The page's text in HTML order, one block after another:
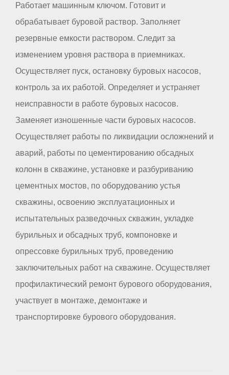
Работает машинным ключом. Готовит и
обрабатывает буровой раствор. Заполняет
резервные емкости раствором. Следит за
изменением уровня раствора в приемниках.
Осуществляет пуск, остановку буровых насосов,
контроль за их работой. Определяет и устраняет
неисправности в работе буровых насосов.
Заменяет изношенные части буровых насосов.
Осуществляет работы по ликвидации осложнений и
аварий, работы по цементированию обсадных
колонн в скважине, установке и разбуриванию
цементных мостов, по оборудованию устья
скважины, освоению эксплуатационных и
испытательных разведочных скважин, укладке
бурильных и обсадных труб, компоновке и
опрессовке бурильных труб, проведению
заключительных работ на скважине. Осуществляет
профилактический ремонт бурового оборудования,
участвует в монтаже, демонтаже и
транспортировке бурового оборудования.